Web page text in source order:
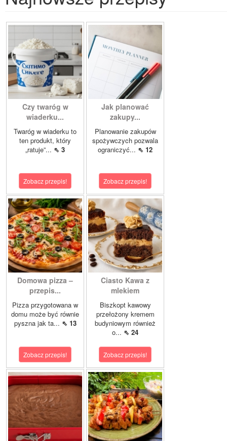
Czy twaróg w
wiaderku...
Twaróg w wiaderku to
ten produkt, który
„ratuje”... ⇖ 3
Zobacz przepis!
Jak planować
zakupy...
Planowanie zakupów
spożywczych pozwala
ograniczyć... ⇖ 12
Zobacz przepis!
Domowa pizza –
przepis...
Pizza przygotowana w
domu może być równie
pyszna jak ta... ⇖ 13
Zobacz przepis!
Ciasto Kawa z
mlekiem
Biszkopt kawowy
przełożony kremem
budyniowym również
o... ⇖ 24
Zobacz przepis!